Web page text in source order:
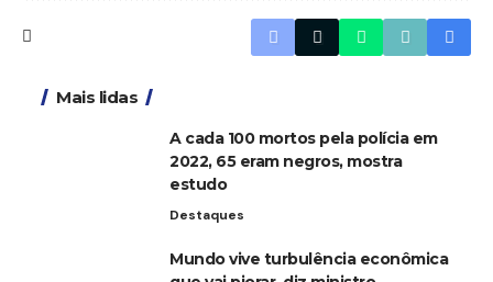
Mais lidas
A cada 100 mortos pela polícia em
2022, 65 eram negros, mostra
estudo
Destaques
Mundo vive turbulência econômica